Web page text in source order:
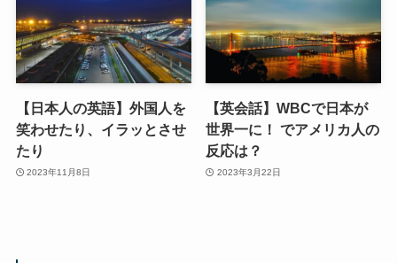
【日本人の英語】外国人を
笑わせたり、イラッとさせ
たり
2023年11月8日
【英会話】WBCで日本が
世界一に！ でアメリカ人の
反応は？
2023年3月22日